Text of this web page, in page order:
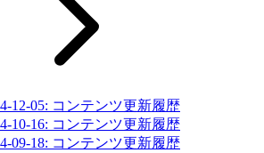
12-05: コンテンツ更新履歴
10-16: コンテンツ更新履歴
09-18: コンテンツ更新履歴